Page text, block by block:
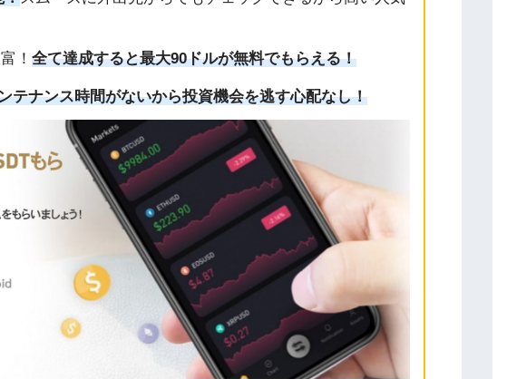
！ 全て達成すると最大90ドルが無料でもらえる！
テナンス時間がないから投資機会を逃す心配なし！